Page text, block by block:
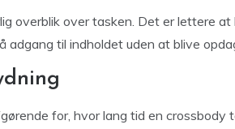
overblik over tasken. Det er lettere at
til indholdet uden at blive
for, hvor lang tid en crossbody